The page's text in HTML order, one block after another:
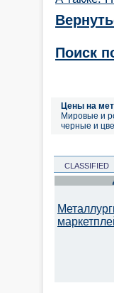
Поиск
Цены на
Мировые и
черные и
CLASSIFIED